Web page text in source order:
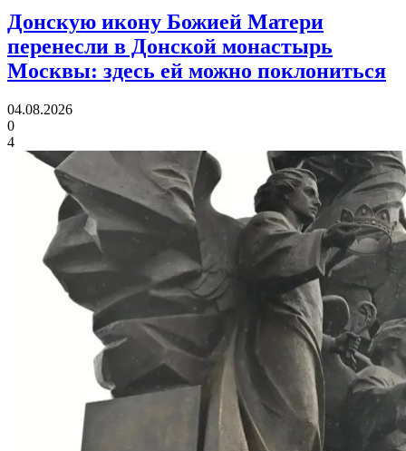
Донскую икону Божией Матери
перенесли в Донской монастырь
Москвы: здесь ей можно поклониться
04.08.2026
0
4